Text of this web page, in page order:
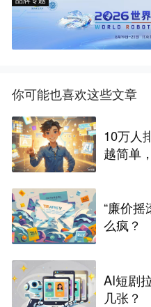
你可能也喜欢这些文章
10万人
越简单
“廉价
么疯？
AI短剧
几张？